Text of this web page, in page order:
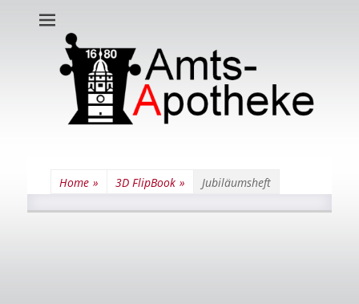
Home » 3D FlipBook » Jubiläumsheft